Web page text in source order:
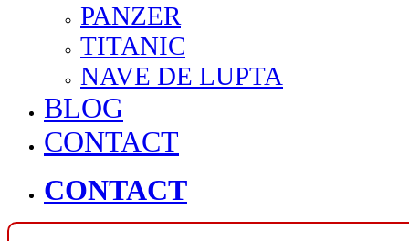
PANZER
TITANIC
NAVE DE LUPTA
BLOG
CONTACT
CONTACT